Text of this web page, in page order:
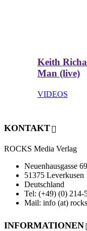
Keith
Man (live)
VIDEOS
KONTAKT
ROCKS Media Verlag
Neuenhausgasse 69
51375 Leverkusen
Deutschland
Tel: (+49) (0) 214-
Mail: info (at)
INFORMATIONEN